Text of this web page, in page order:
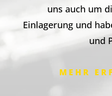
uns auch um
Einlagerung und
und
MEHR